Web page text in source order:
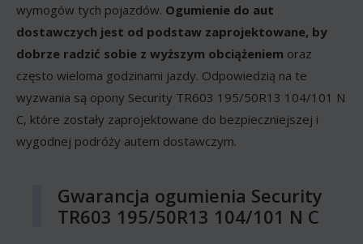
wymogów tych pojazdów. Ogumienie do aut
dostawczych jest od podstaw zaprojektowane, by
dobrze radzić sobie z wyższym obciążeniem oraz
często wieloma godzinami jazdy. Odpowiedzią na te
wyzwania są opony Security TR603 195/50R13 104/101 N
C, które zostały zaprojektowane do bezpieczniejszej i
wygodnej podróży autem dostawczym.
Gwarancja ogumienia Security
TR603 195/50R13 104/101 N C